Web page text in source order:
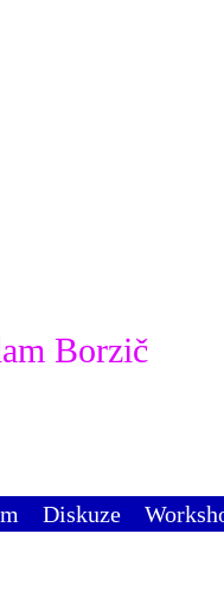
Borzič
Diskuze